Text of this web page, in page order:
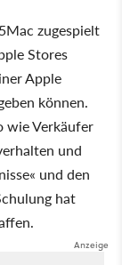
zugespielt
Stores
Apple
können.
wie Verkäufer
und
und den
hat